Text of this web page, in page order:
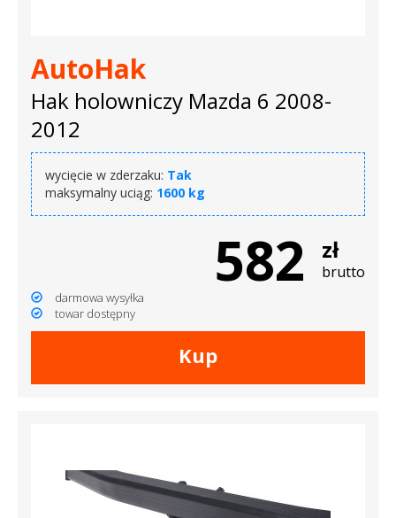
AutoHak
Hak holowniczy Mazda 6 2008-
2012
wycięcie w zderzaku: Tak
maksymalny uciąg: 1600 kg
582 zł
brutto
darmowa wysyłka
towar dostępny
Kup